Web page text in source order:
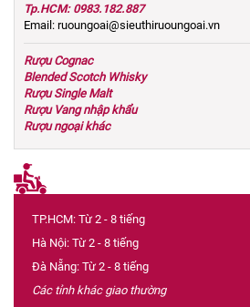
Tp.HCM: 0983.182.887
Email: ruoungoai@sieuthiruoungoai.vn
Rượu Cognac
Blended Scotch Whisky
Rượu Single Malt
Rượu Vang nhập khẩu
Rượu ngoại khác
TP.HCM: Từ 2 - 8 tiếng
Hà Nội: Từ 2 - 8 tiếng
Đà Nẵng: Từ 2 - 8 tiếng
Các tỉnh khác giao thường